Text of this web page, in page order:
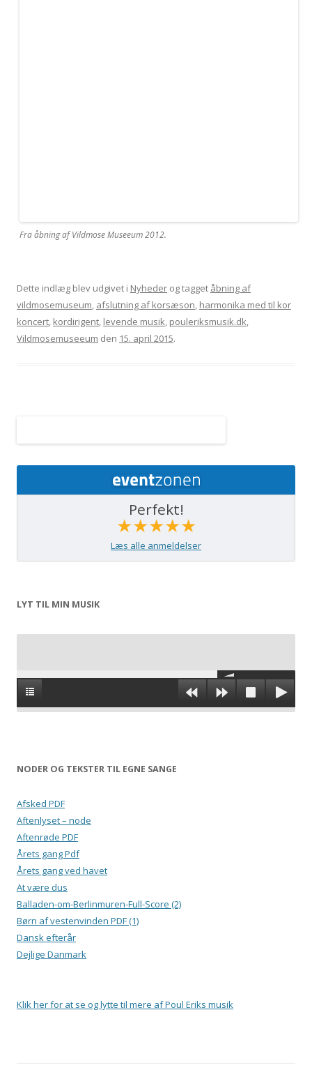
Fra åbning af Vildmose Museeum 2012.
Dette indlæg blev udgivet i Nyheder og tagget åbning af
vildmosemuseum, afslutning af korsæson, harmonika med til kor
koncert, kordirigent, levende musik, pouleriksmusik.dk,
Vildmosemuseeum den 15. april 2015.
Perfekt!
★★★★★
Læs alle anmeldelser
LYT TIL MIN MUSIK
NODER OG TEKSTER TIL EGNE SANGE
Afsked PDF
Aftenlyset – node
Aftenrøde PDF
Årets gang Pdf
Årets gang ved havet
At være dus
Balladen-om-Berlinmuren-Full-Score (2)
Børn af vestenvinden PDF (1)
Dansk efterår
Dejlige Danmark
Klik her for at se og lytte til mere af Poul Eriks musik